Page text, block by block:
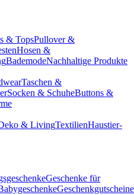
& TopsPullover &
Hosen &
BademodeNachhaltige Produkte
Taschen &
Socken & SchuheButtons &
& LivingTextilienHaustier-
Geschenke für
Geschenkgutscheine